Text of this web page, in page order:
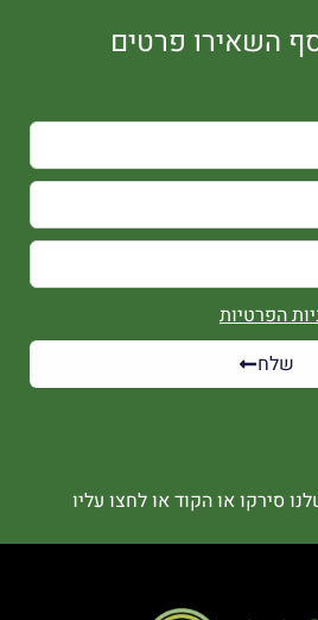
השאירו פרטים
הפרטיות
שלח
סירקו או הקוד או לחצו עליו